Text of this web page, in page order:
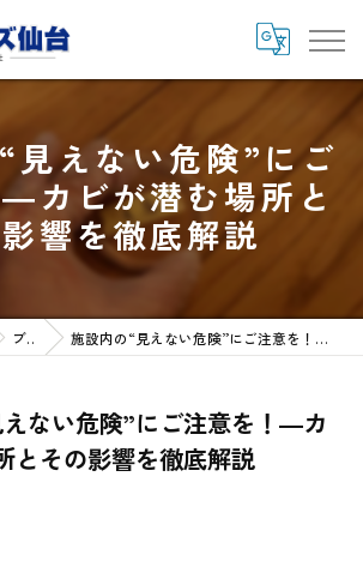
見えない危険”にご
カビが潜む場所と
響を徹底解説
ブログ 施設内の“見えない危険”にご注意を！―カビが潜む場所とその影響を徹底解説
ない危険”にご注意を！―カ
とその影響を徹底解説